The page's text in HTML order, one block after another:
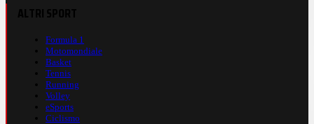
Formula 1
Motomondiale
Basket
Tennis
Running
Volley
eSports
Ciclismo